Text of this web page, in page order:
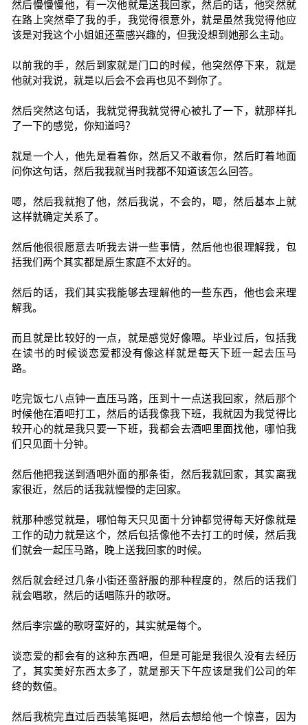
然后慢慢慢他，有一次他就是送我回家，然后的话，他突然就
在路上突然牵了我的手，我觉得很意外，就是虽然我觉得他应
该是对我这个小姐姐还蛮感兴趣的，但我没想到她那么主动。
以前我的手，然后到家就是门口的时候，他突然停下来，就是
他就对我说，就是以后会不会再也见不到你了。
然后突然这句话，我就觉得我就觉得心被扎了一下，就那样扎
了一下的感觉，你知道吗？
就是一个人，他先是看着你，然后又不敢看你，然后盯着地面
问你这句话，然后我我就当时我都不知道该怎么回答。
嗯，然后我就抱了他，然后我说，不会的，嗯，然后基本上就
这样就确定关系了。
然后他很很愿意去听我去讲一些事情，然后他也很理解我，包
括我们两个其实都是原生家庭不太好的。
然后的话，我们其实我能够去理解他的一些东西，他也会来理
解我。
而且就是比较好的一点，就是感觉好像嗯。毕业过后，包括我
在读书的时候谈恋爱都没有像这样就是每天下班一起去压马
路。
吃完饭七八点钟一直压马路，压到十一点送我回家，然后那个
时候他在酒吧打工，然后的话我像我下班，我就因为我觉得比
较开心的就是我只要一下班，我都会去酒吧里面找他，哪怕我
们只见面十分钟。
然后他把我送到酒吧外面的那条街，然后我就回家，其实离我
家很近，然后的话我就慢慢的走回家。
就那种感觉就是，哪怕每天只见面十分钟都觉得每天好像就是
工作的动力就是这个，然后包括像他不去打工的时候，然后我
们就会一起压马路，晚上送我回家的时候。
然后就会经过几条小街还蛮舒服的那种程度的，然后的话我们
就会唱歌，然后的话唱陈升的歌呀。
然后李宗盛的歌呀蛮好的，其实就是每个。
谈恋爱的都会有的这种东西吧，但是可能是我很久没有去经历
了，其实美好东西太多了，就是那天下午应该是我们公司的年
终的数值。
然后我梳完直过后西装笔挺吧，然后去想给他一个惊喜，因为